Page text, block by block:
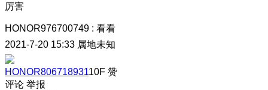
厉害
HONOR976700749 : 看看
2021-7-20 15:33 属地未知
HONOR80671893110F 赞
评论 举报